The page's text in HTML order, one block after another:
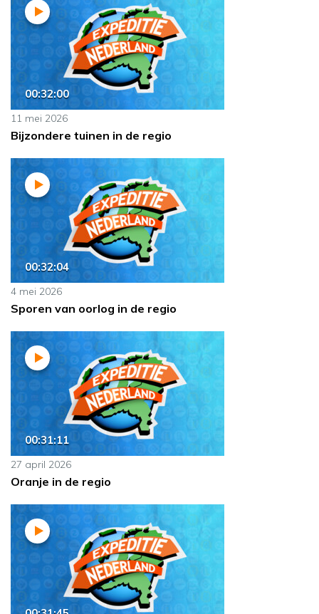
00:32:00
11 mei 2026
Bijzondere tuinen in de regio
00:32:04
4 mei 2026
Sporen van oorlog in de regio
00:31:11
27 april 2026
Oranje in de regio